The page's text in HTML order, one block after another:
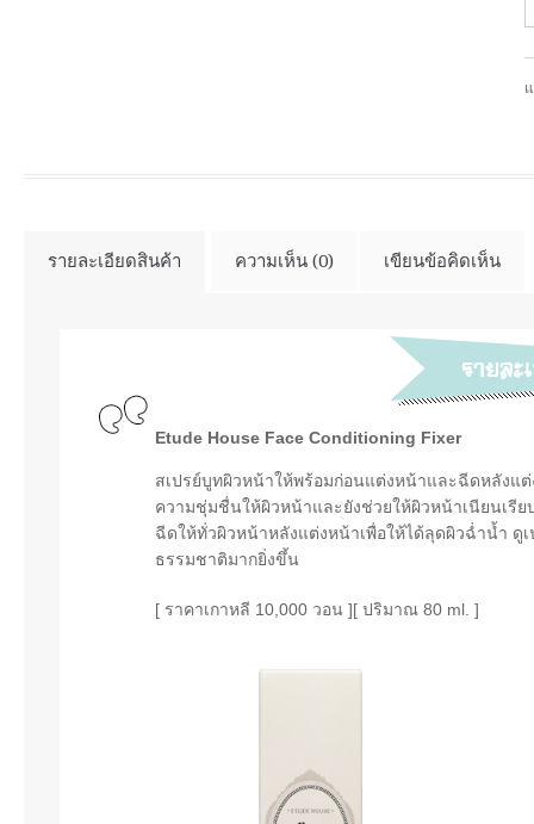
รายละเอียดสินค้า ความเห็น (0) เขียนข้อคิดเห็น
Etude House Face Conditioning Fixer
สเปรย์บูทผิวหน้าให้พร้อมก่อนแต่งหน้าและฉีดหลังแ
ความชุ่มชื่นให้ผิวหน้าและยังช่วยให้ผิวหน้าเนียนเรี
ฉีดให้ทั่วผิวหน้าหลังแต่งหน้าเพื่อให้ได้ลุดผิวฉ่ำน้ำ ดู
ธรรมชาติมากยิ่งขึ้น
[ ราคาเกาหลี 10,000 วอน ][ ปริมาณ 80 ml. ]